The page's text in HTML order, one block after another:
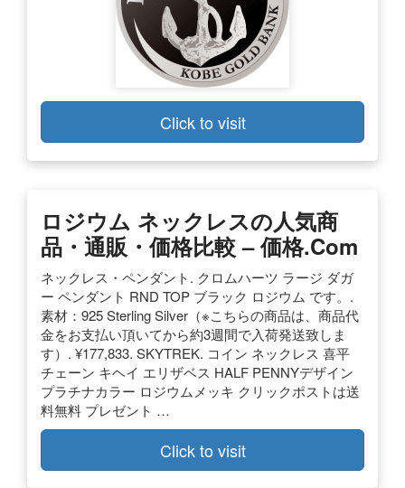
Click to visit
ロジウム ネックレスの人気商
品・通販・価格比較 – 価格.com
ネックレス・ペンダント. クロムハーツ ラージ ダガ
ー ペンダント RND TOP ブラック ロジウム です。.
素材：925 Sterling Silver（※こちらの商品は、商品代
金をお支払い頂いてから約3週間で入荷発送致しま
す）. ¥177,833. SKYTREK. コイン ネックレス 喜平
チェーン キヘイ エリザベス HALF PENNYデザイン
プラチナカラー ロジウムメッキ クリックポストは送
料無料 プレゼント …
Click to visit